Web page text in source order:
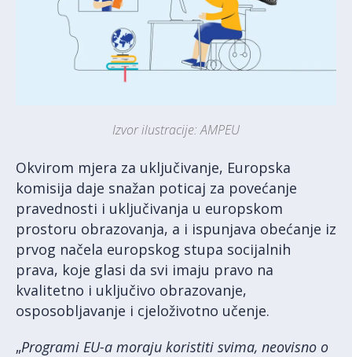
Izvor ilustracije: AMPEU
Okvirom mjera za uključivanje, Europska
komisija daje snažan poticaj za povećanje
pravednosti i uključivanja u europskom
prostoru obrazovanja, a i ispunjava obećanje iz
prvog načela europskog stupa socijalnih
prava, koje glasi da svi imaju pravo na
kvalitetno i uključivo obrazovanje,
osposobljavanje i cjeloživotno učenje.
„Programi EU-a moraju koristiti svima, neovisno o